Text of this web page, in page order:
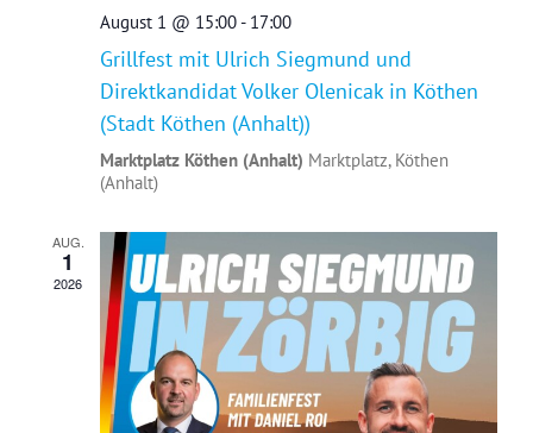
August 1 @ 15:00- 17:00
Grillfest mit Ulrich Siegmund und
Direktkandidat Volker Olenicak in Köthen
(Stadt Köthen (Anhalt))
Marktplatz Köthen (Anhalt) Marktplatz, Köthen
(Anhalt)
AUG.
1
2026